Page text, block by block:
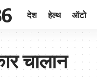
देश हेल्थ ऑटो
चालान